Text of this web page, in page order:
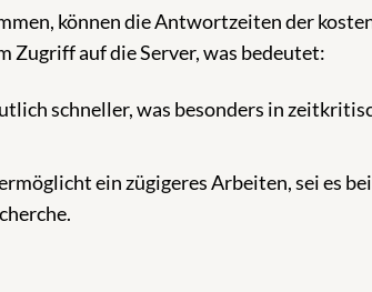
können die Antwortzeiten der
auf die Server, was bedeutet:
schneller, was besonders in
ein zügigeres Arbeiten, sei es